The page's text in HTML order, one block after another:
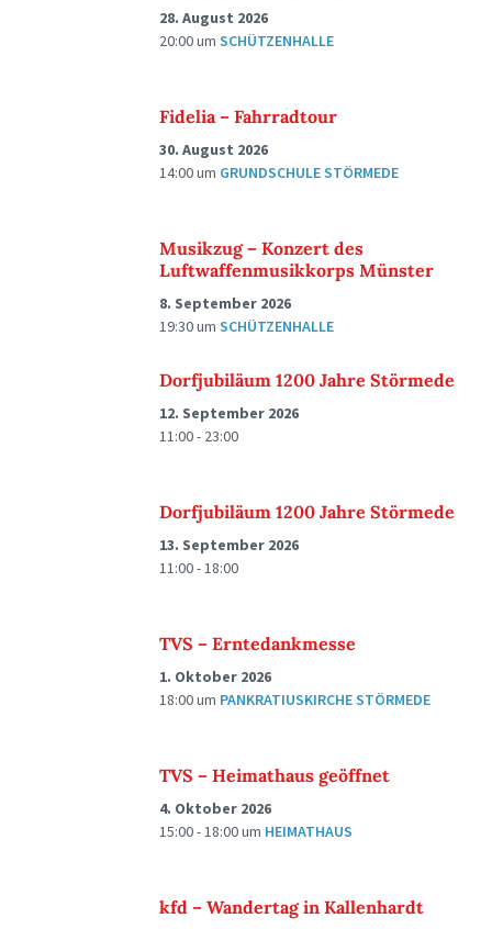
28. August 2026
20:00um SCHÜTZENHALLE
Fidelia – Fahrradtour
30. August 2026
14:00um GRUNDSCHULE STÖRMEDE
Musikzug – Konzert des
Luftwaffenmusikkorps Münster
8. September 2026
19:30um SCHÜTZENHALLE
Dorfjubiläum 1200 Jahre Störmede
12. September 2026
11:00 - 23:00
Dorfjubiläum 1200 Jahre Störmede
13. September 2026
11:00 - 18:00
TVS – Erntedankmesse
1. Oktober 2026
18:00um PANKRATIUSKIRCHE STÖRMEDE
TVS – Heimathaus geöffnet
4. Oktober 2026
15:00 - 18:00um HEIMATHAUS
kfd – Wandertag in Kallenhardt